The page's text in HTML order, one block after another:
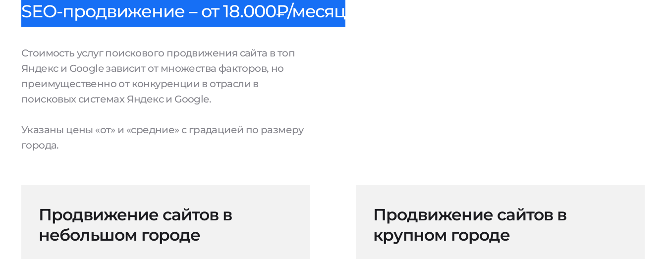
SEO-продвижение – от 18.000₽/месяц
Стоимость услуг поискового продвижения сайта в топ
Яндекс и Google зависит от множества факторов, но
преимущественно от конкуренции в отрасли в
поисковых системах Яндекс и Google.
Указаны цены «от» и «средние» с градацией по размеру
города.
Продвижение сайтов в
небольшом городе
Продвижение сайтов в
крупном городе